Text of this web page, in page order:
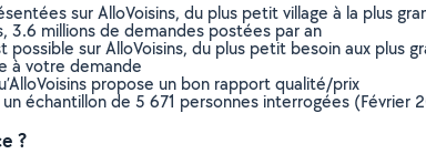
sur AlloVoisins, du plus petit village à la plus
millions de demandes postées par an
sur AlloVoisins, du plus petit besoin aux plus
à votre demande
propose un bon rapport qualité/prix
échantillon de 5 671 personnes interrogées (Février
?